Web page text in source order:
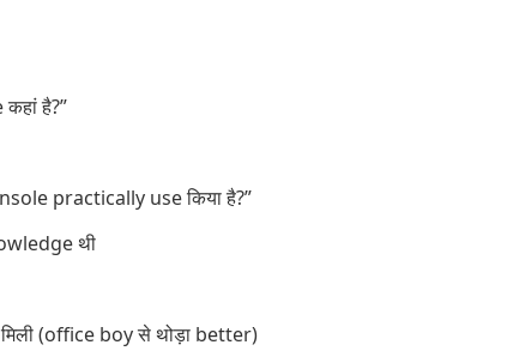
है?”
practically use किया है?”
थी
(office boy से थोड़ा better)